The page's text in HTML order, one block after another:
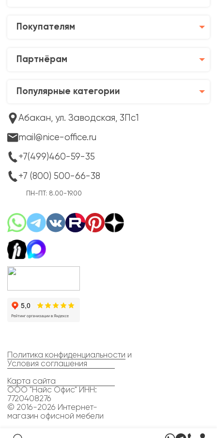
Покупателям
Партнёрам
Популярные категории
Абакан, ул. Заводская, 3Пс1
mail@nice-office.ru
+7(499)460-59-35
+7 (800) 500-66-38
ПН-ПТ: 8.00-19.00
Политика конфиденциальности и
Условия соглашения
Карта сайта
ООО "Найс Офис" ИНН:
7720408276
© 2016-2026 Интернет-
магазин офисной мебели